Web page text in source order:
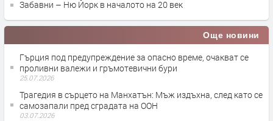
Забавни – Ню Йорк в началото на 20 век
Още новини
Гърция под предупреждение за опасно време, очакват се
проливни валежи и гръмотевични бури
25.07.2026
Трагедия в сърцето на Манхатън: Мъж издъхна, след като се
самозапали пред сградата на ООН
03.07.2026